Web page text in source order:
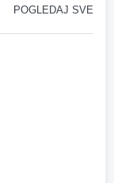
POGLEDAJ SVE